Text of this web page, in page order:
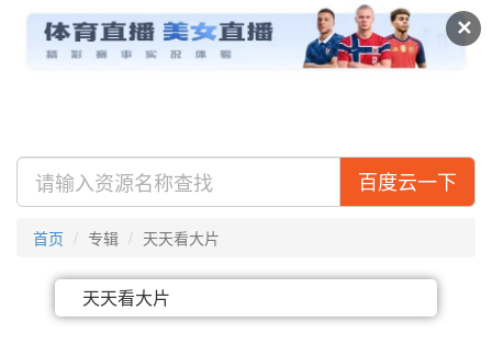
✕
及搜盘 视频 专辑
百度云一下
首页 专辑 天天看大片
天天看大片